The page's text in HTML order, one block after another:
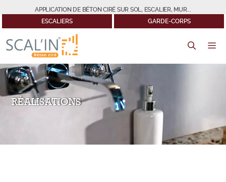
au
contenu
APPLICATION DE BÉTON CIRÉ SUR SOL, ESCALIER, MUR...
ESCALIERS
GARDE-CORPS
RÉALISATIONS